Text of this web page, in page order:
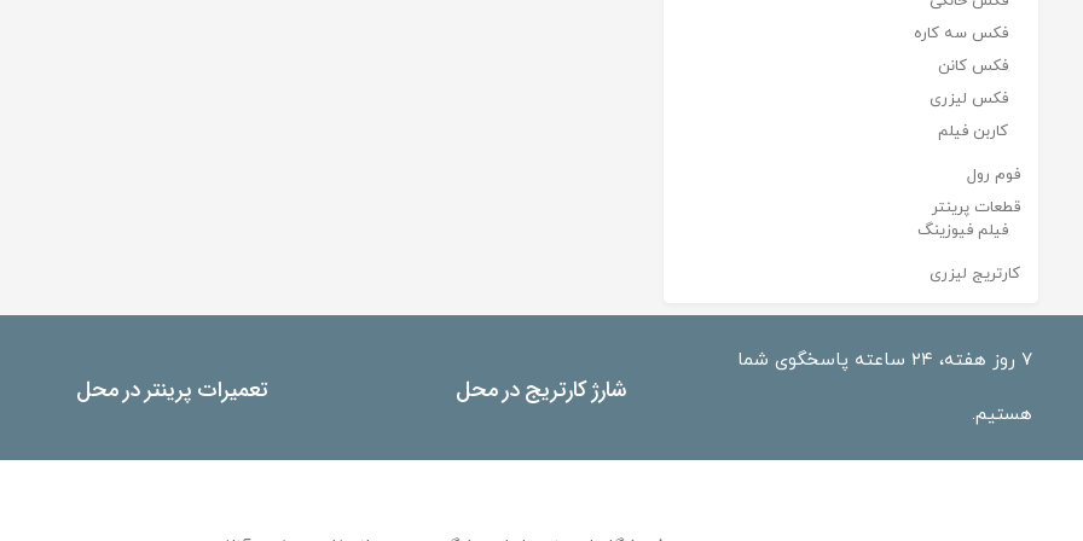
فکس سه کاره
فکس کانن
فکس لیزری
کاربن فیلم
فوم رول
قطعات پرینتر
فیلم فیوزینگ
کارتریج لیزری
۷ روز هفته، ۲۴ ساعته پاسخگوی شما
هستیم.
شارژ کارتریج در محل تعمیرات پرینتر در محل